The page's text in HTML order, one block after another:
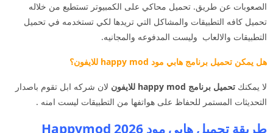
الصعوبات عن طريق. تحميل محاكي على الكمبيوتر تستطيع من خلاله
تحميل كافه التطبيقات والمشاكل التي تريدها لكي تستخدمه في تحميل
التطبيقات والالعاب وليست المدفوعه والمجانيه.
هل يمكن تحميل برنامج هابي مود happy mod للايفون؟
لا يمكنك تحميل برنامج happy mod للايفون
لان شركه ابل تقوم باصدار
التحديثات المستمر للحفاظ على هواتفها من التطبيقات ليست امنه .
طريقة تحميل هابي مود 2026 Happymod